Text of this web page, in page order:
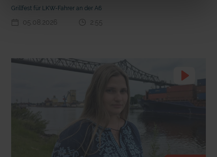
Nachhaltige Geldanlage: Rendite mit gutem Gewissen?
Grillfest für LKW-Fahrer an der A6
05.08.2026 2:55